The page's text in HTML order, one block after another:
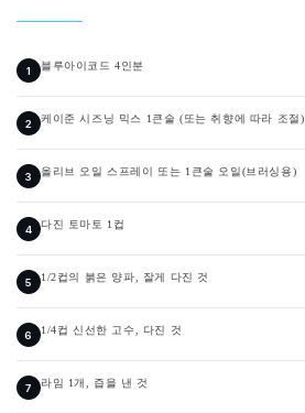
블루아이코드 4인분
케이준 시즈닝 믹스 1큰술 (또는 취향에 따라 조절)
올리브 오일 스프레이 또는 1큰술 오일(브러싱용)
다진 토마토 1컵
1/2컵의 붉은 양파, 잘게 다진 것
1/4컵 신선한 고수, 다진 것
라임 1개, 즙을 낸 것